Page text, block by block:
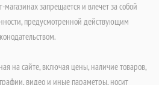
запрещается и влечет за собой
предусмотренной действующим
на сайте, включая цены, наличие товаров,
видео и иные параметры, носит